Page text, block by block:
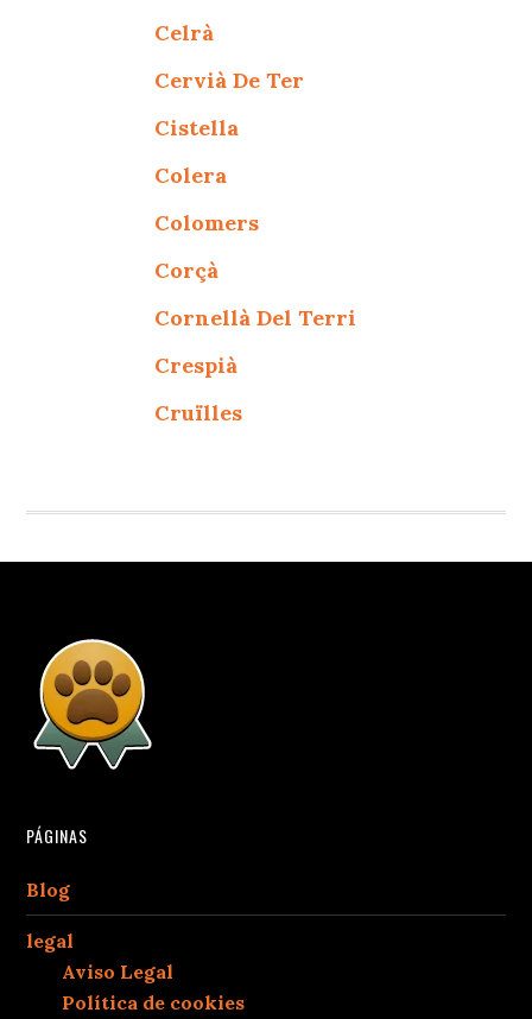
Celrà
Cervià De Ter
Cistella
Colera
Colomers
Corçà
Cornellà Del Terri
Crespià
Cruïlles
PÁGINAS
Blog
legal
Aviso Legal
Política de cookies